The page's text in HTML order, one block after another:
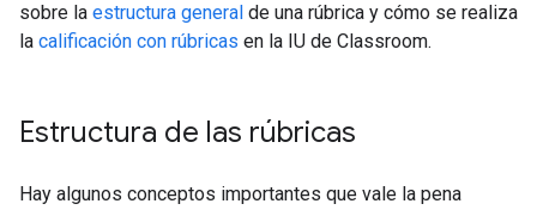
sobre la estructura general de una rúbrica y cómo se realiza
la calificación con rúbricas en la IU de Classroom.
Estructura de las rúbricas
Hay algunos conceptos importantes que vale la pena